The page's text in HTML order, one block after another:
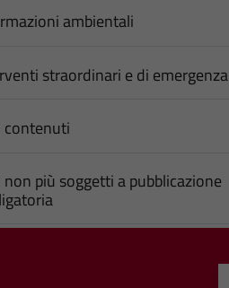
ambientali
straordinari e di emergenza
contenuti
non più soggetti a pubblicazione